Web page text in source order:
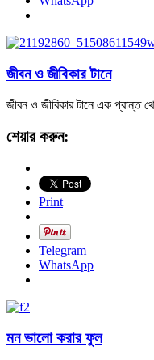
জীবন ও জীবিকার টানে
জীবন ও জীবিকার টানে এক প্রান্ত
শেয়ার করুন:
Print
Telegram
WhatsApp
মন ভালো করার ফুল